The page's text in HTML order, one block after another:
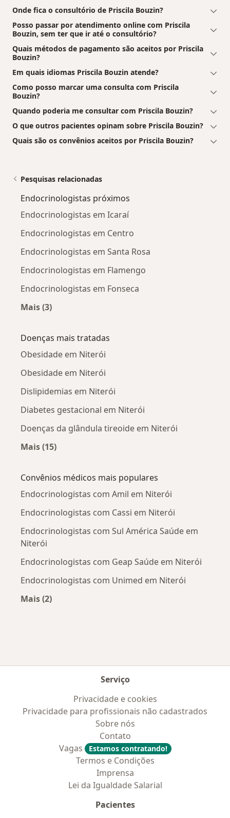
Onde fica o consultório de Priscila Bouzin?
Posso passar por atendimento online com Priscila
Bouzin, sem ter que ir até o consultório?
Quais métodos de pagamento são aceitos por Priscila
Bouzin?
Em quais idiomas Priscila Bouzin atende?
Como posso marcar uma consulta com Priscila
Bouzin?
Quando poderia me consultar com Priscila Bouzin?
O que outros pacientes opinam sobre Priscila Bouzin?
Quais são os convênios aceitos por Priscila Bouzin?
Pesquisas relacionadas
Endocrinologistas próximos
Endocrinologistas em Icaraí
Endocrinologistas em Centro
Endocrinologistas em Santa Rosa
Endocrinologistas em Flamengo
Endocrinologistas em Fonseca
Mais (3)
Doenças mais tratadas
Obesidade em Niterói
Obesidade em Niterói
Dislipidemias em Niterói
Diabetes gestacional em Niterói
Doenças da glândula tireoide em Niterói
Mais (15)
Convênios médicos mais populares
Endocrinologistas com Amil em Niterói
Endocrinologistas com Cassi em Niterói
Endocrinologistas com Sul América Saúde em
Niterói
Endocrinologistas com Geap Saúde em Niterói
Endocrinologistas com Unimed em Niterói
Mais (2)
Serviço
Privacidade e cookies
Privacidade para profissionais não cadastrados
Sobre nós
Contato
Vagas
Estamos contratando!
Termos e Condições
Imprensa
Lei da Igualdade Salarial
Pacientes